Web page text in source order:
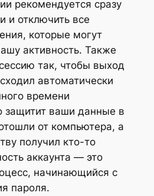
рекомендуется сразу
и отключить все
которые могут
активность. Также
так, чтобы выход
автоматически
времени
защитит ваши данные в
от компьютера, а
получил кто-то
аккаунта — это
начинающийся с
пароля.